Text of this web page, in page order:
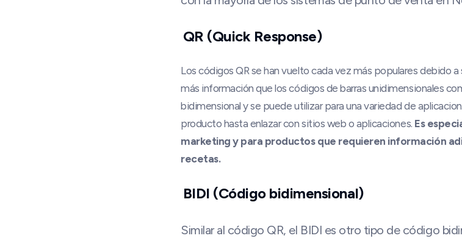
QR (Quick Response)
Los códigos QR se han vuelto cada vez más populares debido
más información que los códigos de barras unidimensionales
bidimensional y se puede utilizar para una variedad de
producto hasta enlazar con sitios web o aplicaciones. Es
marketing y para productos que requieren información
recetas.
BIDI (Código bidimensional)
Similar al código QR, el BIDI es otro tipo de código